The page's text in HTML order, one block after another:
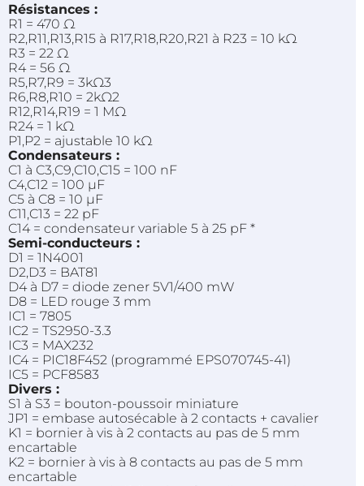
Résistances :
R1 = 470 Ω
R2,R11,R13,R15 à R17,R18,R20,R21 à R23 = 10 kΩ
R3 = 22 Ω
R4 = 56 Ω
R5,R7,R9 = 3kΩ3
R6,R8,R10 = 2kΩ2
R12,R14,R19 = 1 MΩ
R24 = 1 kΩ
P1,P2 = ajustable 10 kΩ
Condensateurs :
C1 à C3,C9,C10,C15 = 100 nF
C4,C12 = 100 µF
C5 à C8 = 10 µF
C11,C13 = 22 pF
C14 = condensateur variable 5 à 25 pF *
Semi-conducteurs :
D1 = 1N4001
D2,D3 = BAT81
D4 à D7 = diode zener 5V1/400 mW
D8 = LED rouge 3 mm
IC1 = 7805
IC2 = TS2950-3.3
IC3 = MAX232
IC4 = PIC18F452 (programmé EPS070745-41)
IC5 = PCF8583
Divers :
S1 à S3 = bouton-poussoir miniature
JP1 = embase autosécable à 2 contacts + cavalier
K1 = bornier à vis à 2 contacts au pas de 5 mm
encartable
K2 = bornier à vis à 8 contacts au pas de 5 mm
encartable